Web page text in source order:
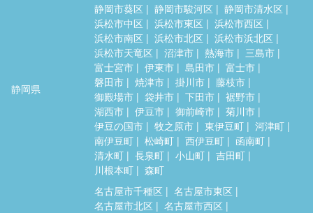
静岡県
静岡市葵区 静岡市駿河区
静岡市清水区
浜松市中区
浜松市東区
浜松市西区
浜松市南区
浜松市北区
浜松市浜北区
浜松市天竜区
沼津市 熱海市
三島市
富士宮市
伊東市 島田市
富士市
磐田市
焼津市 掛川市
藤枝市
御殿場市
袋井市 下田市
裾野市
湖西市
伊豆市 御前崎市
菊川市
伊豆の国市
牧之原市 東伊豆町
河津町
南伊豆町
松崎町 西伊豆町
函南町
清水町
長泉町 小山町
吉田町
川根本町
森町
名古屋市千種区
名古屋市東区
名古屋市北区
名古屋市西区